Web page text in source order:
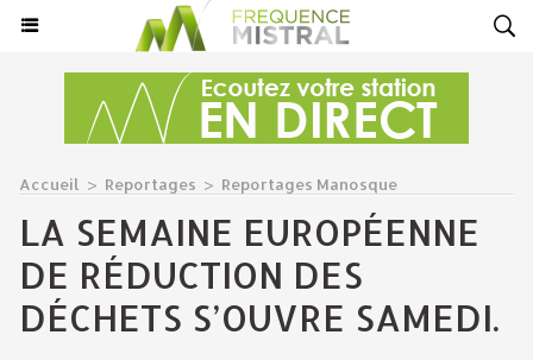
Accueil > Reportages > Reportages Manosque
LA SEMAINE EUROPÉENNE
DE RÉDUCTION DES
DÉCHETS S’OUVRE SAMEDI.